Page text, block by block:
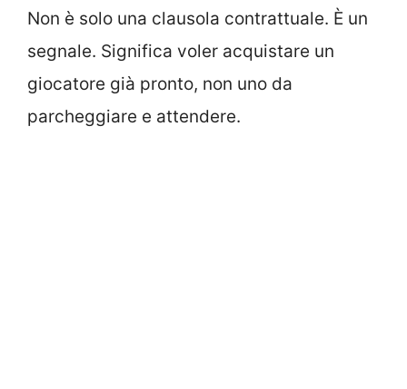
Non è solo una clausola contrattuale. È un
segnale. Significa voler acquistare un
giocatore già pronto, non uno da
parcheggiare e attendere.